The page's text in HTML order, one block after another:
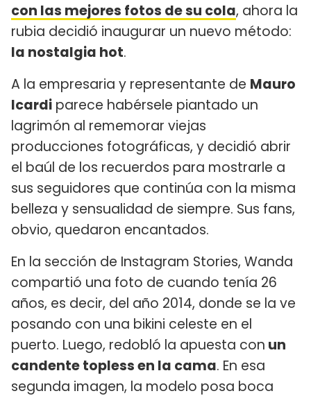
con las mejores fotos de su cola, ahora la
rubia decidió inaugurar un nuevo método:
la nostalgia hot.
A la empresaria y representante de Mauro
Icardi parece habérsele piantado un
lagrimón al rememorar viejas
producciones fotográficas, y decidió abrir
el baúl de los recuerdos para mostrarle a
sus seguidores que continúa con la misma
belleza y sensualidad de siempre. Sus fans,
obvio, quedaron encantados.
En la sección de Instagram Stories, Wanda
compartió una foto de cuando tenía 26
años, es decir, del año 2014, donde se la ve
posando con una bikini celeste en el
puerto. Luego, redobló la apuesta con un
candente topless en la cama. En esa
segunda imagen, la modelo posa boca